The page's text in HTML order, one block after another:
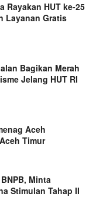
Rayakan HUT ke-25
Layanan Gratis
Bagikan Merah
Jelang HUT RI
Aceh
Timur
Minta
Stimulan Tahap II